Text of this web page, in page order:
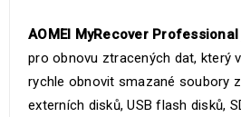
AOMEI MyRecover Professional
pro obnovu ztracených dat, který
rychle obnovit smazané soubory z
externích disků, USB flash disků,